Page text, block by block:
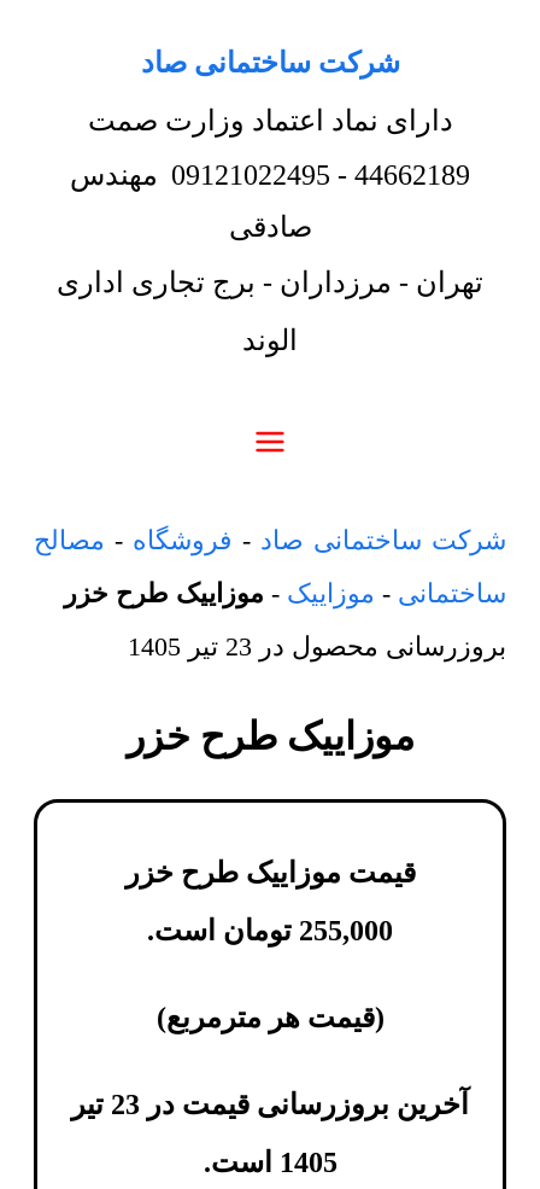
شرکت ساختمانی صاد
دارای نماد اعتماد وزارت صمت
44662189
-
09121022495 مهندس
صادقی
تهران - مرزداران - برج تجاری اداری
الوند
شرکت ساختمانی صاد - فروشگاه - مصالح
ساختمانی - موزاییک - موزاییک طرح خزر
بروزرسانی محصول در 23 تیر 1405
موزاییک طرح خزر
قیمت موزاییک طرح خزر
255,000 تومان است.
(قیمت هر مترمربع)
آخرین بروزرسانی قیمت در 23 تیر
1405 است.